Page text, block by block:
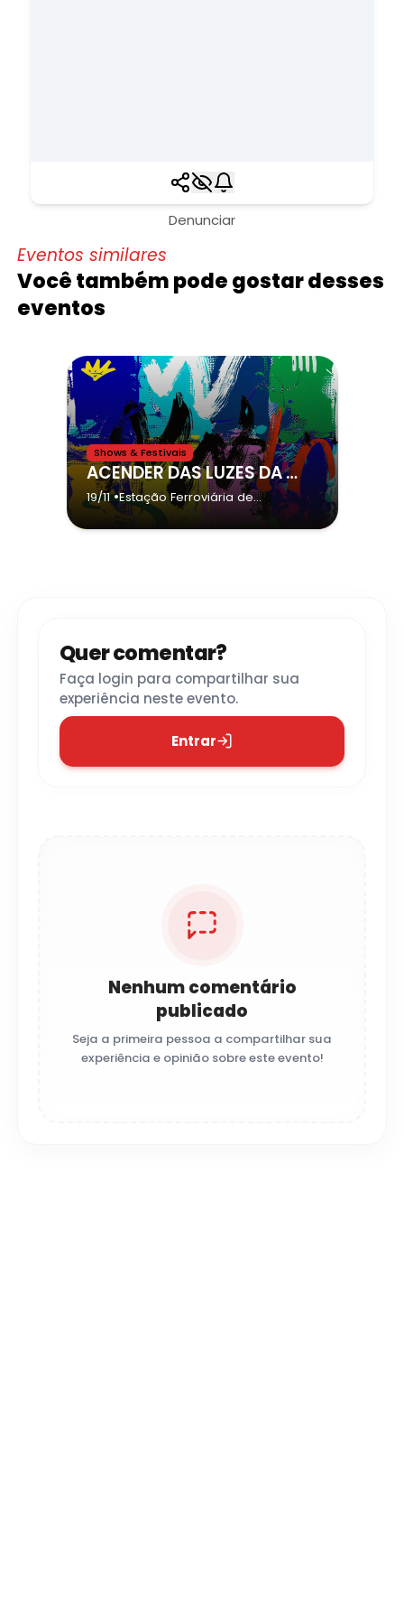
Denunciar
Eventos similares
Você também pode gostar desses
eventos
Shows & Festivais
ACENDER DAS LUZES DA VILA NATAL da cidade de Presidente Venceslau - Marco Túlio e Luciano
19/11•Estação Ferroviária de
Presidente Venceslau -
Presidente Venceslau
Quer comentar?
Faça login para compartilhar sua
experiência neste evento.
Entrar
Nenhum comentário
publicado
Seja a primeira pessoa a compartilhar sua
experiência e opinião sobre este evento!